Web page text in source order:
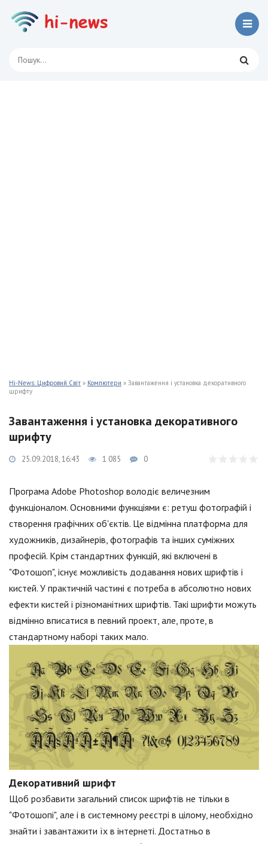
Hi-News: Цифровий Світ » Компютери » Завантаження і установка декоративного
шрифту
Завантаження і установка декоративного
шрифту
25.09.2018, 16:43 1 085 0
Програма Adobe Photoshop володіє величезним
функціоналом. Основними функціями є: ретуш фотографій і
створення графічних об'єктів. Це відмінна платформа для
художників, дизайнерів, фотографів та інших суміжних
професій. Крім стандартних функцій, які включені в
"Фотошоп", існує можливість додавання нових шрифтів і
кистей. У практичній частині є потреба в абсолютно нових
ефекти кистей і різноманітних шрифтів. Такі шрифти можуть
відмінно вписатися в певний проект, але, проте, в
стандартному наборі таких мало.
Декоративний шрифт
Щоб розбавити загальний список шрифтів не тільки в
"Фотошопі", але і в системному реєстрі в цілому, необхідно
знайти і завантажити їх в інтернеті. Достатньо в